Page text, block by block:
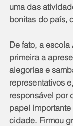
uma das
bonitas do país,
De fato, a
primeira a
alegorias e
representativos
responsável por
papel
cidade. Firmou